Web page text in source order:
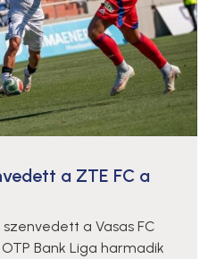
a ZTE FC a
a Vasas FC
Bank Liga harmadik